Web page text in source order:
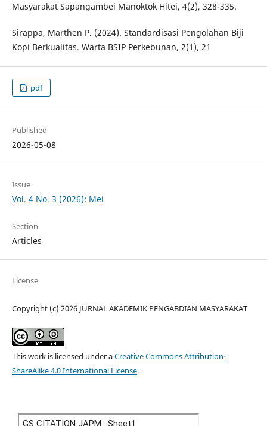
Masyarakat Sapangambei Manoktok Hitei, 4(2), 328-335.
Sirappa, Marthen P. (2024). Standardisasi Pengolahan Biji
Kopi Berkualitas. Warta BSIP Perkebunan, 2(1), 21
pdf
Published
2026-05-08
Issue
Vol. 4 No. 3 (2026): Mei
Section
Articles
License
Copyright (c) 2026 JURNAL AKADEMIK PENGABDIAN MASYARAKAT
This work is licensed under aCreative Commons Attribution-
ShareAlike 4.0 International License.